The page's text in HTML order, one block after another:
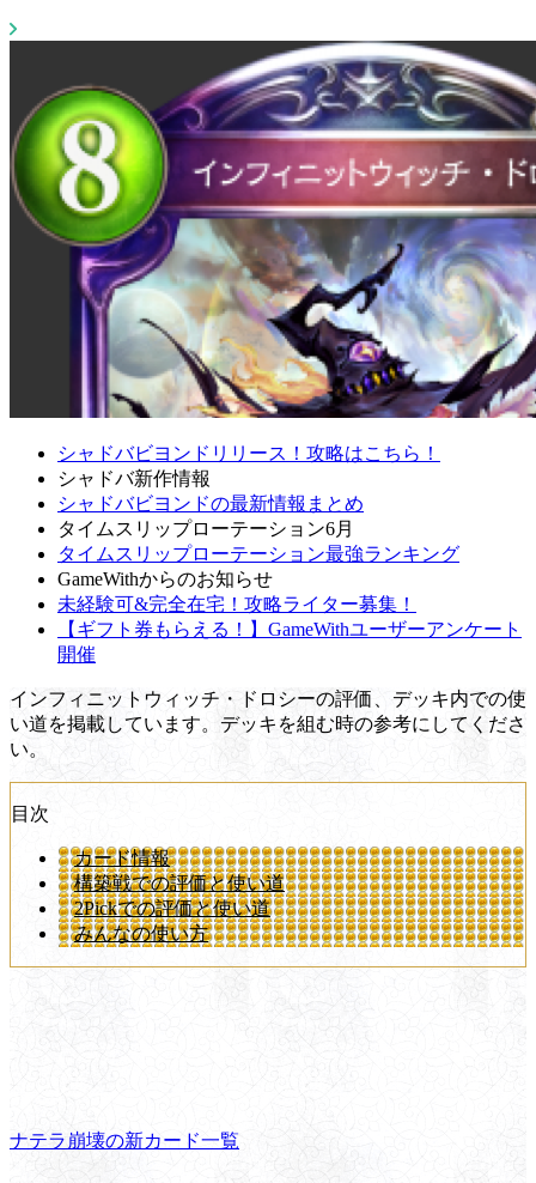
シャドバビヨンドリリース！攻略はこちら！
シャドバ新作情報
シャドバビヨンドの最新情報まとめ
タイムスリップローテーション6月
タイムスリップローテーション最強ランキング
GameWithからのお知らせ
未経験可&完全在宅！攻略ライター募集！
【ギフト券もらえる！】GameWithユーザーアンケート
開催
インフィニットウィッチ・ドロシーの評価、デッキ内での使
い道を掲載しています。デッキを組む時の参考にしてくださ
い。
目次
カード情報
構築戦での評価と使い道
2Pickでの評価と使い道
みんなの使い方
ナテラ崩壊の新カード一覧